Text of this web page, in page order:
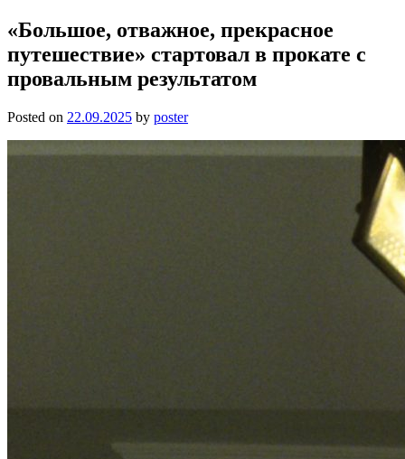
«Большое, отважное, прекрасное
путешествие» стартовал в прокате с
провальным результатом
Posted on 22.09.2025 by poster